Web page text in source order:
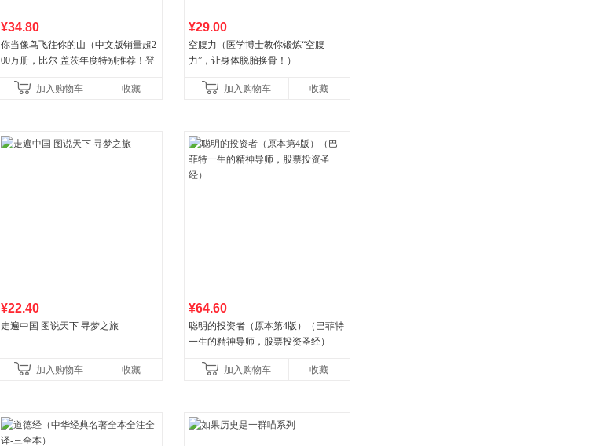
¥34.80
你当像鸟飞往你的山（中文版销量超2
00万册，比尔·盖茨年度特别推荐！登
比你听说的还要
加入购物车 收藏
¥29.00
空腹力（医学博士教你锻炼“空腹
力”，让身体脱胎换骨！）
加入购物车 收藏
¥22.40
走遍中国 图说天下 寻梦之旅
加入购物车 收藏
¥64.60
聪明的投资者（原本第4版）（巴菲特
一生的精神导师，股票投资圣经）
加入购物车 收藏